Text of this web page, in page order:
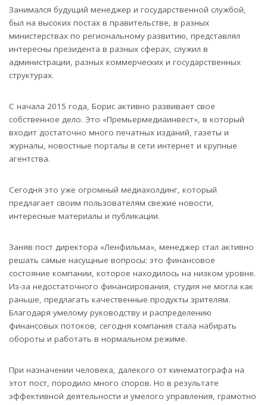
Занимался будущий менеджер и государственной службой,
был на высоких постах в правительстве, в разных
министерствах по региональному развитию, представлял
интересны президента в разных сферах, служил в
администрации, разных коммерческих и государственных
структурах.
С начала 2015 года, Борис активно развивает свое
собственное дело. Это «Премьермедиаинвест», в который
входит достаточно много печатных изданий, газеты и
журналы, новостные порталы в сети интернет и крупные
агентства.
Сегодня это уже огромный медиахолдинг, который
предлагает своим пользователям свежие новости,
интересные материалы и публикации.
Заняв пост директора «Ленфильма», менеджер стал активно
решать самые насущные вопросы: это финансовое
состояние компании, которое находилось на низком уровне.
Из-за недостаточного финансирования, студия не могла как
раньше, предлагать качественные продукты зрителям.
Благодаря умелому руководству и распределению
финансовых потоков, сегодня компания стала набирать
обороты и работать в нормальном режиме.
При назначении человека, далекого от кинематографа на
этот пост, породило много споров. Но в результате
эффективной деятельности и умелого управления, грамотно